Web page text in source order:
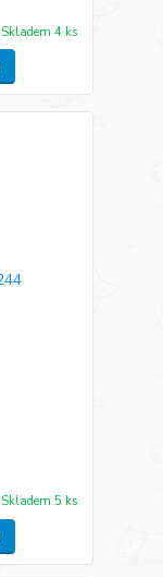
Skladem 4 ks
Skladem 5 ks